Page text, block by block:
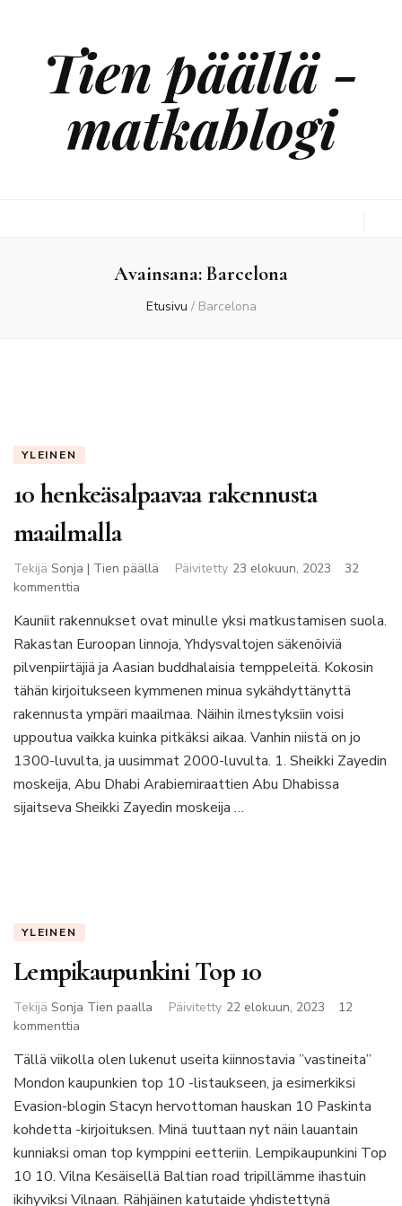
Tien päällä -
matkablogi
Avainsana:Barcelona
Etusivu / Barcelona
YLEINEN
10 henkeäsalpaavaa rakennusta
maailmalla
Tekijä Sonja | Tien päällä Päivitetty 23 elokuun, 2023
32
kommenttia
henkeäsalpaavaa
rakennusta
maailmalla
Kauniit rakennukset ovat minulle yksi matkustamisen suola.
Rakastan Euroopan linnoja, Yhdysvaltojen säkenöiviä
pilvenpiirtäjiä ja Aasian buddhalaisia temppeleitä. Kokosin
tähän kirjoitukseen kymmenen minua sykähdyttänyttä
rakennusta ympäri maailmaa. Näihin ilmestyksiin voisi
uppoutua vaikka kuinka pitkäksi aikaa. Vanhin niistä on jo
1300-luvulta, ja uusimmat 2000-luvulta. 1. Sheikki Zayedin
moskeija, Abu Dhabi Arabiemiraattien Abu Dhabissa
sijaitseva Sheikki Zayedin moskeija …
YLEINEN
Lempikaupunkini Top 10
Tekijä Sonja Tien paalla Päivitetty 22 elokuun, 2023
12
kommenttia
Top
10
Tällä viikolla olen lukenut useita kiinnostavia ”vastineita”
Mondon kaupunkien top 10 -listaukseen, ja esimerkiksi
Evasion-blogin Stacyn hervottoman hauskan 10 Paskinta
kohdetta -kirjoituksen. Minä tuuttaan nyt näin lauantain
kunniaksi oman top kymppini eetteriin. Lempikaupunkini Top
10 10. Vilna Kesäisellä Baltian road tripillämme ihastuin
ikihyviksi Vilnaan. Rähjäinen katutaide yhdistettynä